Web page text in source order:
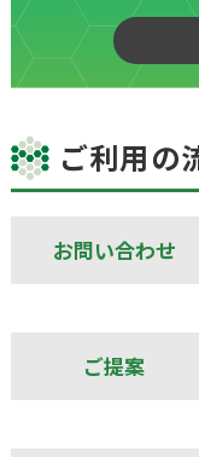
ご利用の
お問い合わせ
ご提案